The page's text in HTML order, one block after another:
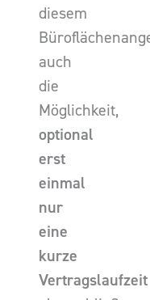
diesem
auch
die
Möglichkeit,
optional
erst
einmal
nur
eine
kurze
Vertragslaufzeit